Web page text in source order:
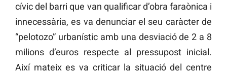
cívic del barri que van qualificar d’obra faraònica i
innecessària, es va denunciar el seu caràcter de
“pelotozo” urbanístic amb una desviació de 2 a 8
milions d’euros respecte al pressupost inicial.
Així mateix es va criticar la situació del centre